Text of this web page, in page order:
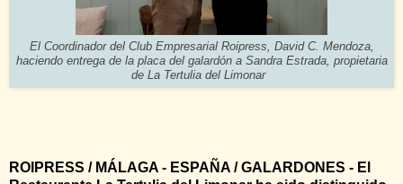
El Coordinador del Club Empresarial Roipress, David C. Mendoza,
haciendo entrega de la placa del galardón a Sandra Estrada, propietaria
de La Tertulia del Limonar
ROIPRESS / MÁLAGA - ESPAÑA / GALARDONES - El